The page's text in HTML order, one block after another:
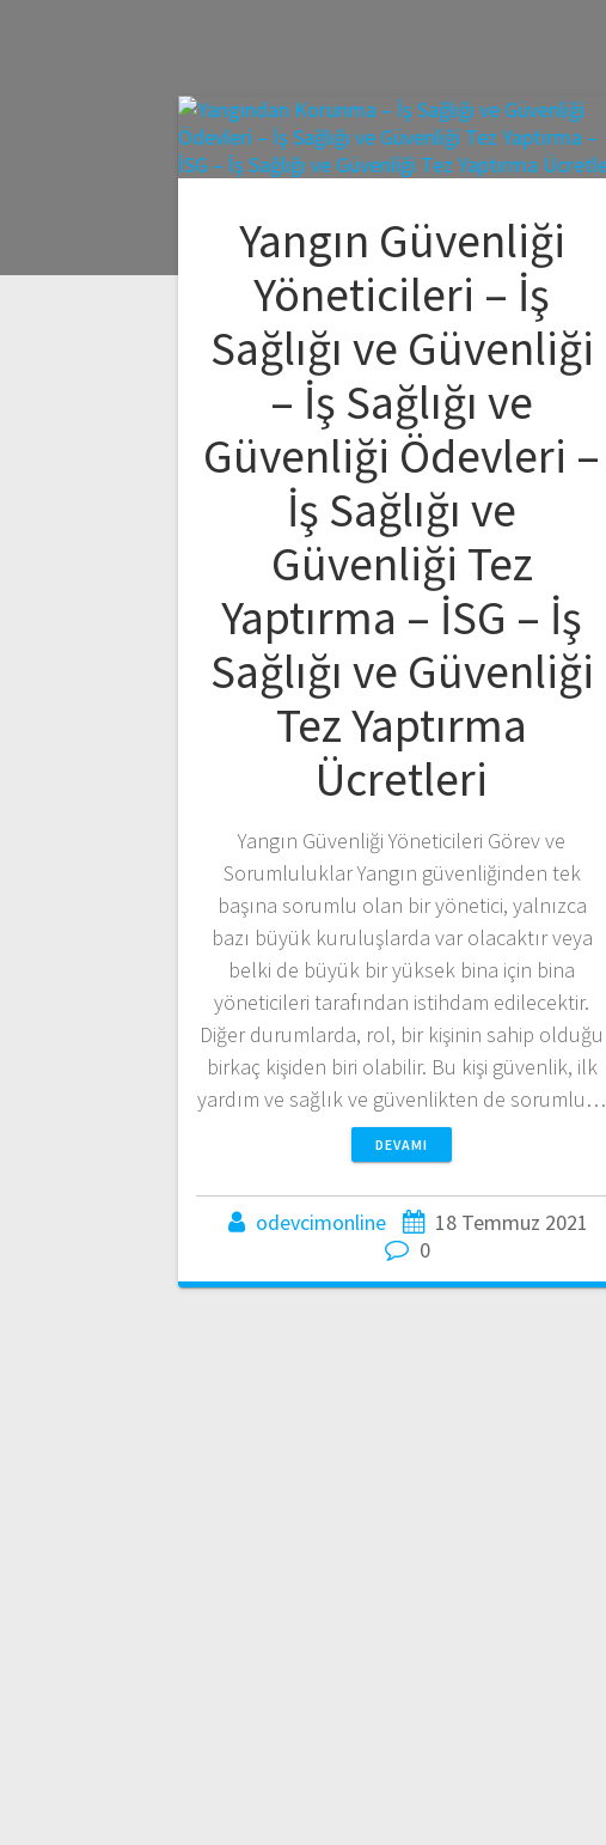
Yangın Güvenliği
Yöneticileri – İş
Sağlığı ve Güvenliği
– İş Sağlığı ve
Güvenliği Ödevleri –
İş Sağlığı ve
Güvenliği Tez
Yaptırma – İSG – İş
Sağlığı ve Güvenliği
Tez Yaptırma
Ücretleri
Yangın Güvenliği Yöneticileri Görev ve
Sorumluluklar Yangın güvenliğinden tek
başına sorumlu olan bir yönetici, yalnızca
bazı büyük kuruluşlarda var olacaktır veya
belki de büyük bir yüksek bina için bina
yöneticileri tarafından istihdam edilecektir.
Diğer durumlarda, rol, bir kişinin sahip olduğu
birkaç kişiden biri olabilir. Bu kişi güvenlik, ilk
yardım ve sağlık ve güvenlikten de sorumlu…
DEVAMI
odevcimonline
18 Temmuz 2021
0